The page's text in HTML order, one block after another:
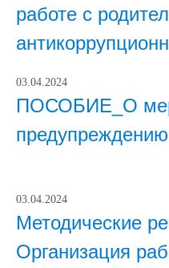
работе с
03.04.2024
ПОСОБИЕ_О
03.04.2024
Методические
Организация